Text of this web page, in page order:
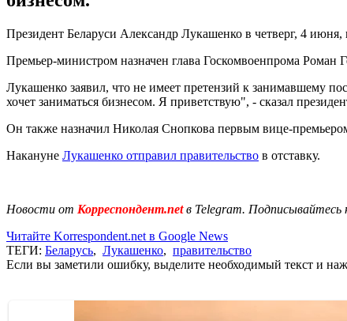
Президент Беларуси Александр Лукашенко в четверг, 4 июня,
Премьер-министром назначен глава Госкомвоенпрома Роман
Лукашенко заявил, что не имеет претензий к занимавшему
хочет заниматься бизнесом. Я приветствую", - сказал
Он также назначил Николая Снопкова первым вице-
Накануне Лукашенко отправил правительство в отставку.
Новости от Корреспондент.netв Telegram. Подписывайтесь
Читайте Korrespondent.net в Google News
ТЕГИ: Беларусь, Лукашенко, правительство
Если вы заметили ошибку, выделите необходимый текст и